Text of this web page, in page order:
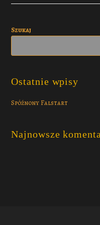
Szukaj
Ostatnie wpisy
Spóźnony Falstart
Najnowsze